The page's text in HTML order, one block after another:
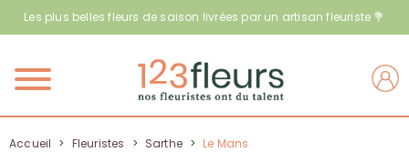
Les plus belles fleurs de saison livrées par un artisan fleuriste 💐
Menu
Accueil > Fleuristes > Sarthe > Le Mans